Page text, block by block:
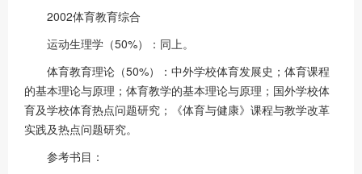
2002体育教育综合
运动生理学（50%）：同上。
体育教育理论（50%）：中外学校体育发展史；体育课程
的基本理论与原理；体育教学的基本理论与原理；国外学校体
育及学校体育热点问题研究；《体育与健康》课程与教学改革
实践及热点问题研究。
参考书目：